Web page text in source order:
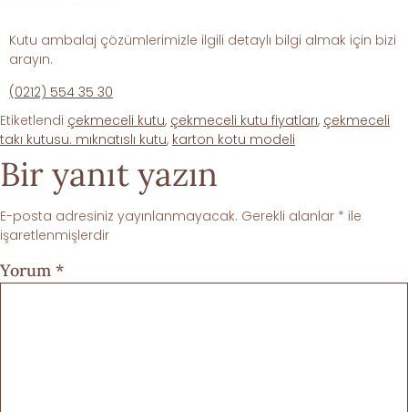
Kutu ambalaj çözümlerimizle ilgili detaylı bilgi almak için bizi
arayın.
(0212) 554 35 30
Etiketlendi çekmeceli kutu, çekmeceli kutu fiyatları, çekmeceli
takı kutusu. mıknatıslı kutu, karton kotu modeli
Bir yanıt yazın
E-posta adresiniz yayınlanmayacak. Gerekli alanlar * ile
işaretlenmişlerdir
Yorum *